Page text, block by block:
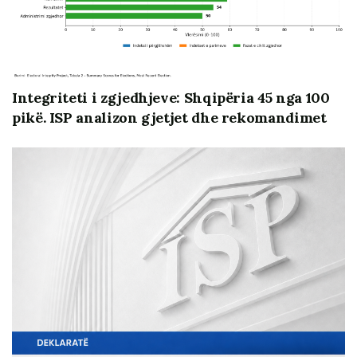
e reja parlamentare. Linjat prioritare paralele, nevoja
për sukses në zgjedhjet e ardhshme parlamentare dhe
nevoja për të udhëhequr procesin e integrimit, i cili
mund të gjejnë pika takimi dhe ecurie pa
ndërhyrje/zhvendosje. Përvojat e të kaluarës së shkuar
dhe të afërt na dëshmojnë se konfliktualiteti politik dhe
synimet elektorale ecin në drejtim të kundërt, duke
dobësuar rolin e parlamentit, standardet e
transparencës dhe llogaridhënies si dhe vetë
angazhimin institucional real mbi sfidat e integrimit.
Kuvendi ka rol thelbësor në procesin e negociatave për
anëtarësim, por edhe detyrime që burojnë nga ky
proces. Një prej tyre është edhe jetësimi efektiv i
procesit të konsultimit dhe transparencës publike. Janë
dy motive thelbësore për këtë proces: së pari, stadi i ri
Integriteti i zgjedhjeve: Shqipëria 45 nga 100
pikë. ISP analizon gjetjet dhe rekomandimet